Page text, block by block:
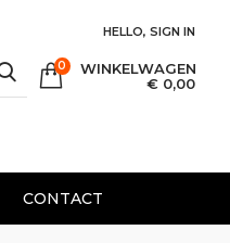
HELLO, SIGN IN
SEARCH WINKELWAGEN
€ 0,00
0
CONTACT